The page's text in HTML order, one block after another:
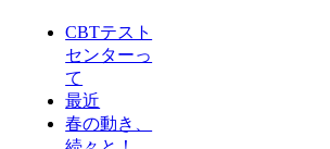
CBTテスト
センターっ
て
最近
春の動き、